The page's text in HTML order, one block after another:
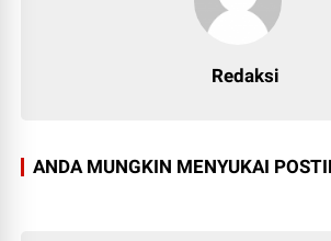
Redaksi
ANDA MUNGKIN MENYUKAI